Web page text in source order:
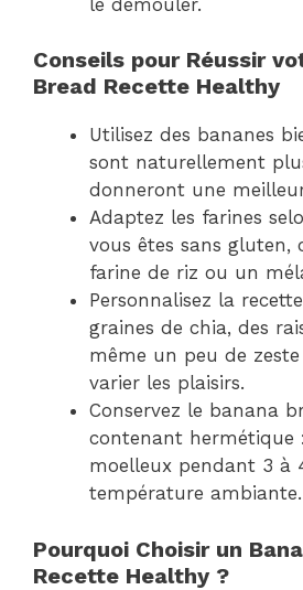
Conseils pour Réussir
Bread Recette Healthy
Utilisez des bananes
sont naturellement
donneront une
Adaptez les farines
vous êtes sans gluten,
farine de riz ou un
Personnalisez la
graines de chia, des
même un peu de
varier les plaisirs.
Conservez le banana
contenant hermétique
moelleux pendant 3 à
température ambiante.
Pourquoi Choisir un
Recette Healthy ?